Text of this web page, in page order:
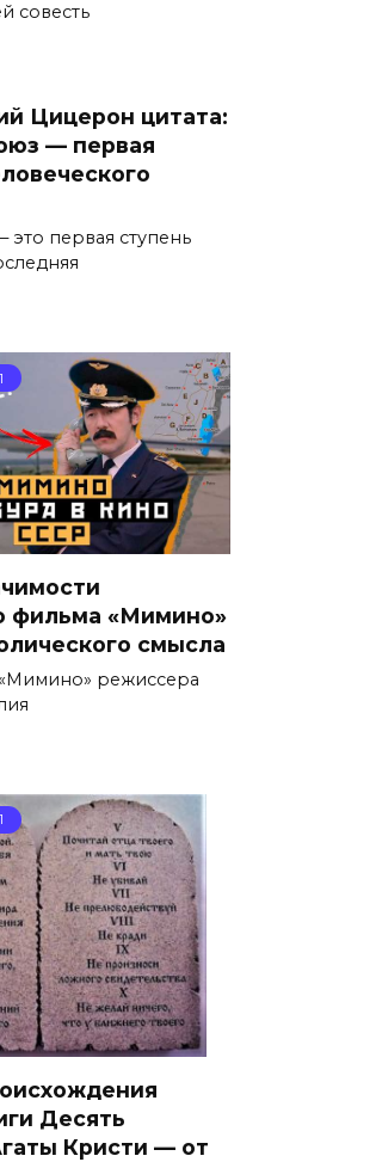
совесть
Цицерон цитата:
— первая
первая ступень
фильма «Мимино»
смысла
режиссера
Десять
Кристи — от